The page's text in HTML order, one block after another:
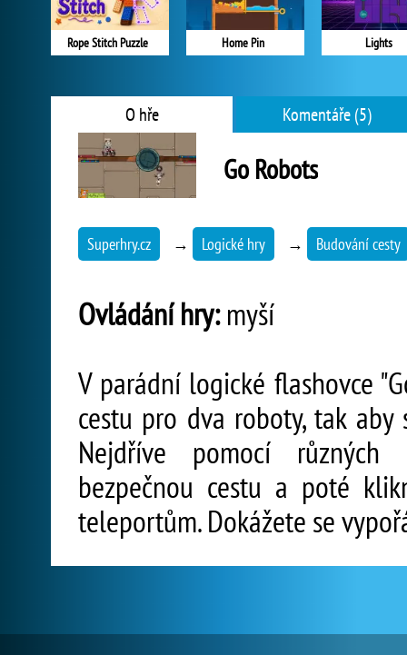
Rope Stitch Puzzle Home Pin Lights
O hře Komentáře (5)
Go Robots
Superhry.cz → Logické hry → Budování cesty
Ovládání hry:myší
V parádní logické flashovce
cestu pro dva roboty, tak
Nejdříve pomocí různých
bezpečnou cestu a poté
teleportům. Dokážete se